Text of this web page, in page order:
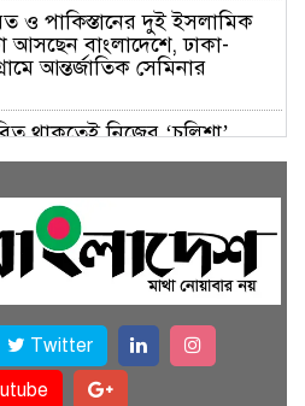
ও পাকিস্তানের দুই ইসলামিক
আসছেন বাংলাদেশে, ঢাকা-
আন্তর্জাতিক সেমিনার
থাকতেই নিজের ‘চল্লিশা’
বৃদ্ধ, খেলেন ২ হাজার মানুষ
উপজেলা প্রশাসনের
জুলাই গণঅভ্যুত্থান দিবস
জমিতে ধান, পাট, মাছ ও সবজি
সফলতার স্বপ্ন বুনছেন রাজবাড়ীর
Twitter